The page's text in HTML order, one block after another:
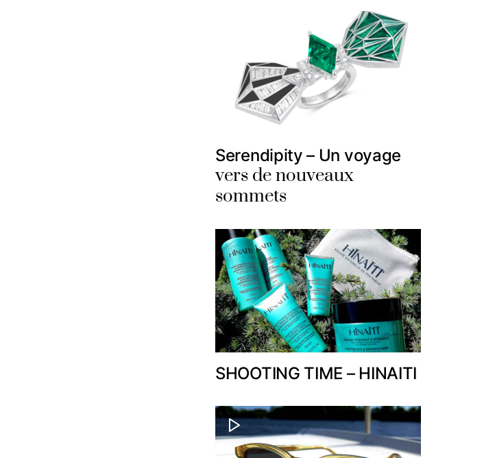
Serendipity – Un voyage
vers de nouveaux
sommets
SHOOTING TIME – HINAITI